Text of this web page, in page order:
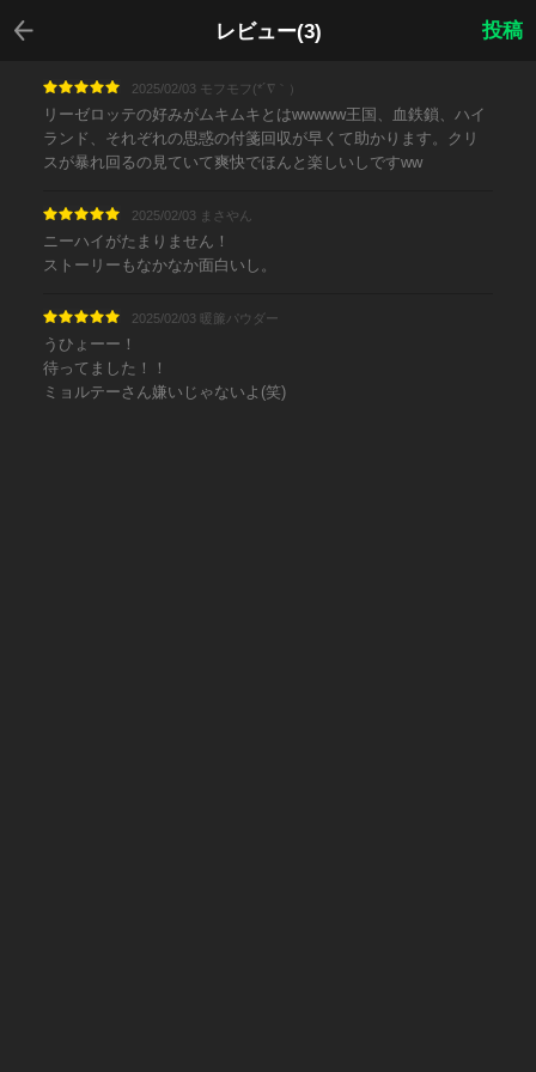
レビュー(3)
戻る
投稿
2025/02/03 モフモフ(*´∇｀）
リーゼロッテの好みがムキムキとはwwwww王国、血鉄鎖、ハイ
ランド、それぞれの思惑の付箋回収が早くて助かります。クリ
スが暴れ回るの見ていて爽快でほんと楽しいしですww
2025/02/03 まさやん
ニーハイがたまりません！
ストーリーもなかなか面白いし。
2025/02/03 暖簾パウダー
うひょーー！
待ってました！！
ミョルテーさん嫌いじゃないよ(笑)